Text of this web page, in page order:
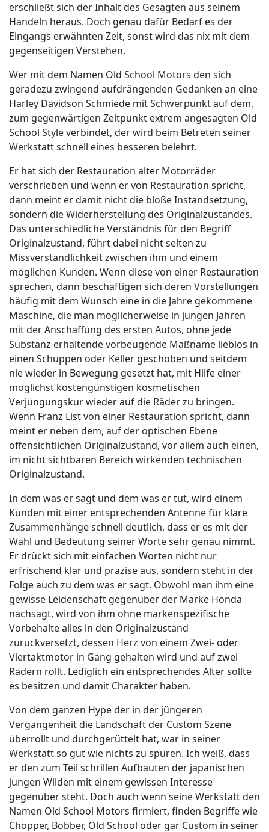
erschließt sich der Inhalt des Gesagten aus seinem
Handeln heraus. Doch genau dafür Bedarf es der
Eingangs erwähnten Zeit, sonst wird das nix mit dem
gegenseitigen Verstehen.
Wer mit dem Namen Old School Motors den sich
geradezu zwingend aufdrängenden Gedanken an eine
Harley Davidson Schmiede mit Schwerpunkt auf dem,
zum gegenwärtigen Zeitpunkt extrem angesagten Old
School Style verbindet, der wird beim Betreten seiner
Werkstatt schnell eines besseren belehrt.
Er hat sich der Restauration alter Motorräder
verschrieben und wenn er von Restauration spricht,
dann meint er damit nicht die bloße Instandsetzung,
sondern die Widerherstellung des Originalzustandes.
Das unterschiedliche Verständnis für den Begriff
Originalzustand, führt dabei nicht selten zu
Missverständlichkeit zwischen ihm und einem
möglichen Kunden. Wenn diese von einer Restauration
sprechen, dann beschäftigen sich deren Vorstellungen
häufig mit dem Wunsch eine in die Jahre gekommene
Maschine, die man möglicherweise in jungen Jahren
mit der Anschaffung des ersten Autos, ohne jede
Substanz erhaltende vorbeugende Maßname lieblos in
einen Schuppen oder Keller geschoben und seitdem
nie wieder in Bewegung gesetzt hat, mit Hilfe einer
möglichst kostengünstigen kosmetischen
Verjüngungskur wieder auf die Räder zu bringen.
Wenn Franz List von einer Restauration spricht, dann
meint er neben dem, auf der optischen Ebene
offensichtlichen Originalzustand, vor allem auch einen,
im nicht sichtbaren Bereich wirkenden technischen
Originalzustand.
In dem was er sagt und dem was er tut, wird einem
Kunden mit einer entsprechenden Antenne für klare
Zusammenhänge schnell deutlich, dass er es mit der
Wahl und Bedeutung seiner Worte sehr genau nimmt.
Er drückt sich mit einfachen Worten nicht nur
erfrischend klar und präzise aus, sondern steht in der
Folge auch zu dem was er sagt. Obwohl man ihm eine
gewisse Leidenschaft gegenüber der Marke Honda
nachsagt, wird von ihm ohne markenspezifische
Vorbehalte alles in den Originalzustand
zurückversetzt, dessen Herz von einem Zwei- oder
Viertaktmotor in Gang gehalten wird und auf zwei
Rädern rollt. Lediglich ein entsprechendes Alter sollte
es besitzen und damit Charakter haben.
Von dem ganzen Hype der in der jüngeren
Vergangenheit die Landschaft der Custom Szene
überrollt und durchgerüttelt hat, war in seiner
Werkstatt so gut wie nichts zu spüren. Ich weiß, dass
er den zum Teil schrillen Aufbauten der japanischen
jungen Wilden mit einem gewissen Interesse
gegenüber steht. Doch auch wenn seine Werkstatt den
Namen Old School Motors firmiert, finden Begriffe wie
Chopper, Bobber, Old School oder gar Custom in seiner